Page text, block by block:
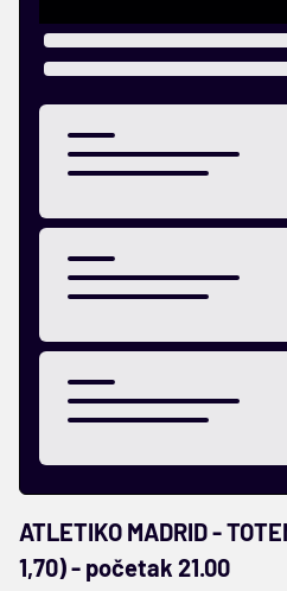
ATLETIKO MADRID -
1,70) - početak 21.00